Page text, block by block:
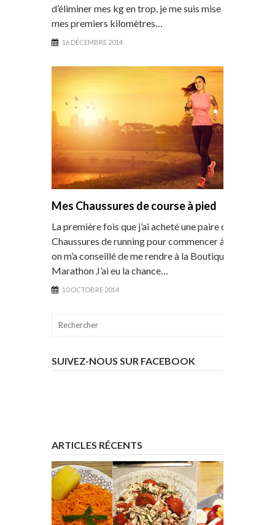
d’éliminer mes kg en trop, je me suis mise à faire
mes premiers kilomètres…
16 DÉCEMBRE 2014
Mes Chaussures de course à pied
La première fois que j’ai acheté une paire de
Chaussures de running pour commencer à courir,
on m’a conseillé de me rendre à la Boutique du
Marathon J’ai eu la chance…
10 OCTOBRE 2014
SUIVEZ-NOUS SUR FACEBOOK
ARTICLES RÉCENTS